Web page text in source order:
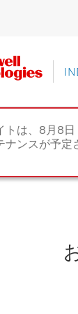
トは、8月8
ナンスが予定